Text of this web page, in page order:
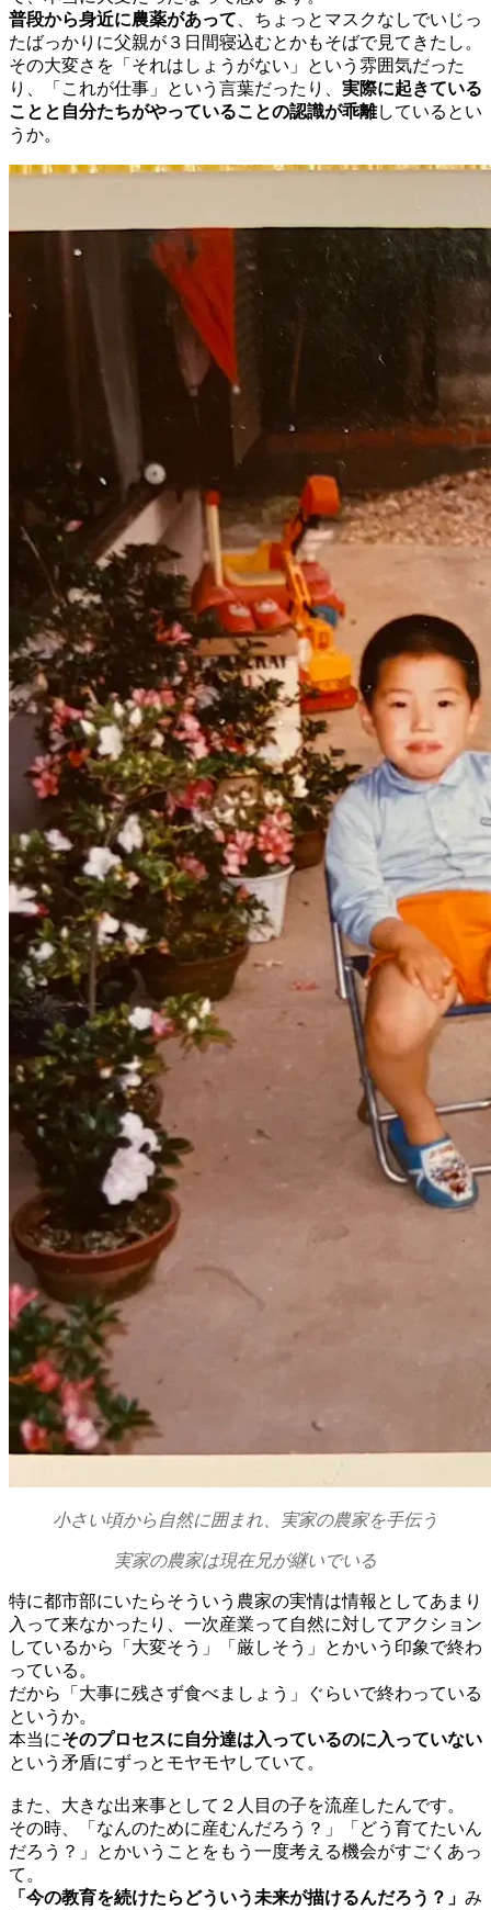
普段から身近に農薬があって 、ちょっとマスクなしでいじっ
たばっかりに父親が３日間寝込むとかもそばで見てきたし。
その大変さを「それはしょうがない」という雰囲気だった
り、「これが仕事」という言葉だったり、 実際に起きている
ことと自分たちがやっていることの認識が乖離しているとい
うか。
小さい頃から自然に囲まれ、実家の農家を手伝う
実家の農家は現在兄が継いでいる
特に都市部にいたらそういう農家の実情は情報としてあまり
入って来なかったり、一次産業って自然に対してアクション
しているから「大変そう」「厳しそう」とかいう印象で終わ
っている。
だから「大事に残さず食べましょう」ぐらいで終わっている
というか。
本当にそのプロセスに自分達は入っているのに入っていない
という矛盾にずっとモヤモヤしていて。
また、大きな出来事として２人目の子を流産したんです。
その時、「なんのために産むんだろう？」「どう育てたいん
だろう？」とかいうことをもう一度考える機会がすごくあっ
て。
「今の教育を続けたらどういう未来が描けるんだろう？」 み